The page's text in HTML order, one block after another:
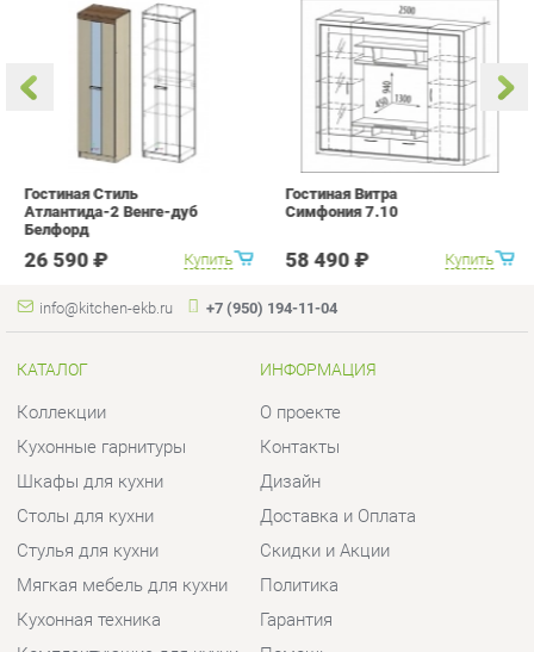
Атлантида-2 Венге-дуб
Белфорд
26 590 ₽ Купить
Гостиная Витра
Симфония 7.10
58 490 ₽
info@kitchen-ekb.ru +7 (950) 194-11-04
КАТАЛОГ
Коллекции
Шкафы для кухни
Мягкая мебель для кухни
Кухонная техника
Комплектующие для кухни
Кухонная сантехника
ИНФОРМАЦИЯ
О проекте
Дизайн
Скидки и Акции
Политика
Гарантия
Помощь
ГОРОДА
Весь мир Шоурум и склад самовывоза